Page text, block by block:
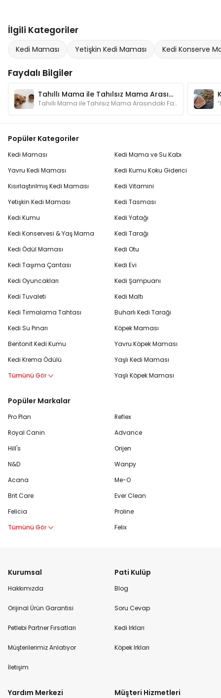
İlgili Kategoriler
Kedi Maması Yetişkin Kedi Maması Kedi Konserve
Faydalı Bilgiler
Tahıllı Mama ile Tahılsız Mama Arasındaki Fark Nedir?
Tahıllı Mama ile Tahılsız Mama Arasındaki Fark Nedir?
Popüler Kategoriler
Kedi Maması
Yavru Kedi Maması
Kısırlaştırılmış Kedi Maması
Yetişkin Kedi Maması
Kedi Kumu
Kedi Konservesi & Yaş Mama
Kedi Ödül Maması
Kedi Taşıma Çantası
Kedi Oyuncakları
Kedi Tuvaleti
Kedi Tırmalama Tahtası
Kedi Su Pınarı
Bentonit Kedi Kumu
Kedi Krema Ödülü
Tümünü Gör
Kedi Mama ve Su Kabı
Kedi Kumu Koku Giderici
Kedi Vitamini
Kedi Tasması
Kedi Yatağı
Kedi Tarağı
Kedi Otu
Kedi Evi
Kedi Şampuanı
Kedi Maltı
Buharlı Kedi Tarağı
Köpek Maması
Yavru Köpek Maması
Yaşlı Kedi Maması
Yaşlı Köpek Maması
Popüler Markalar
Pro Plan
Royal Canin
Hill's
N&D
Acana
Brit Care
Felicia
Tümünü Gör
Reflex
Advance
Orijen
Wanpy
Me-O
Ever Clean
Proline
Felix
Kurumsal
Hakkımızda
Orijinal Ürün Garantisi
Petlebi Partner Fırsatları
Müşterilerimiz Anlatıyor
İletişim
Pati Kulüp
Blog
Soru Cevap
Kedi Irkları
Köpek Irkları
Yardım Merkezi Müşteri Hizmetleri